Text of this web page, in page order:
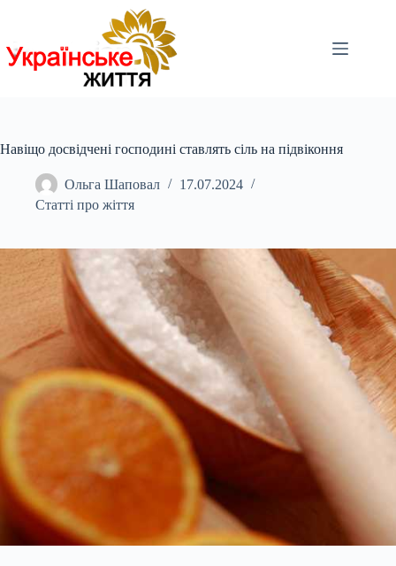
Навіщо досвідчені господині ставлять сіль на підвіконня
Ольга Шаповал
17.07.2024
Статті про жіття